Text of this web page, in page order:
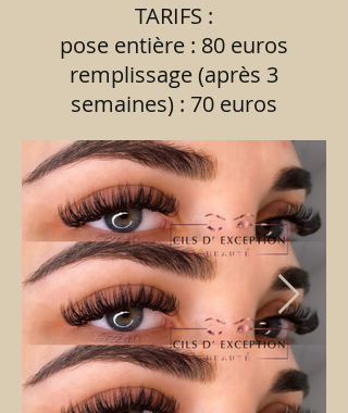
TARIFS :
pose entière : 80 euros
remplissage (après 3
semaines) : 70 euros